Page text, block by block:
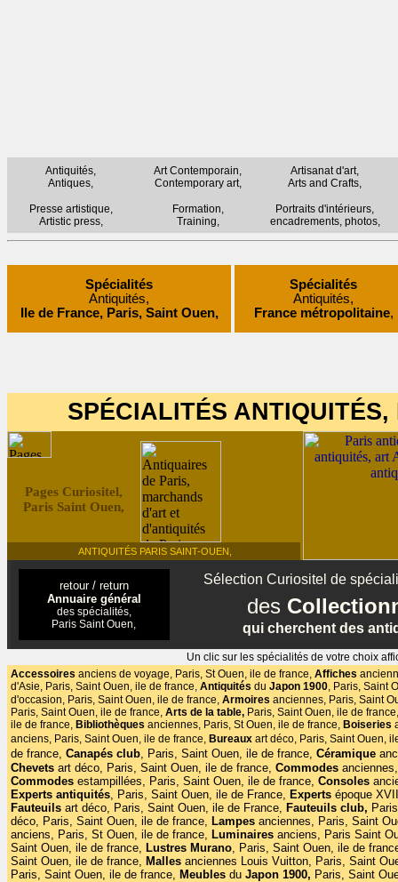
Antiquités,
Antiques,
Art Contemporain,
Contemporary art,
Artisanat d'art,
Arts and Crafts,
Presse artistique,
Artistic press,
Formation,
Training,
Portraits d'intérieurs,
encadrements, photos,
Spécialités
Antiquités,
Ile de France, Paris, Saint Ouen,
Spécialités
Antiquités,
France métropolitaine,
SPÉCIALITÉS
Pages Curiositel,
Paris Saint Ouen,
ANTIQUITÉS PARIS SAINT-OUEN,
retour / return
Annuaire général
des spécialités,
Paris Saint Ouen,
Sélection Curiositel de
des
qui cherchent des
Un clic sur les spécialités de votre choix
Accessoires anciens de voyage, Paris, St Ouen, ile de france, Affiches
d'Asie, Paris, Saint Ouen, ile de france, Antiquités du Japon 1900, Paris, Saint
d'occasion, Paris, Saint Ouen, ile de france, Armoires anciennes, Paris, Saint
Paris, Saint Ouen, ile de france, Arts de la table, Paris, Saint Ouen, ile de france,
ile de france, Bibliothèques anciennes, Paris, St Ouen, ile de france, Boiseries
anciens, Paris, Saint Ouen, ile de france, Bureaux art déco, Paris, Saint Ouen,
de france, Canapés club, Paris, Saint Ouen, ile de france, Céramique
Chevets art déco, Paris, Saint Ouen, ile de france, Commodes
Commodes estampillées, Paris, Saint Ouen, ile de france, Consoles
Experts antiquités, Paris, Saint Ouen, ile de France, Experts époque
Fauteuils art déco, Paris, Saint Ouen, ile de France, Fauteuils club,
déco, Paris, Saint Ouen, ile de france, Lampes anciennes, Paris, Saint
anciens, Paris, St Ouen, ile de france, Luminaires anciens, Paris Saint
Saint Ouen, ile de france, Lustres Murano, Paris, Saint Ouen, ile de
Saint Ouen, ile de france, Malles anciennes Louis Vuitton, Paris, Saint
Paris, Saint Ouen, ile de france, Meubles du Japon 1900, Paris, Saint